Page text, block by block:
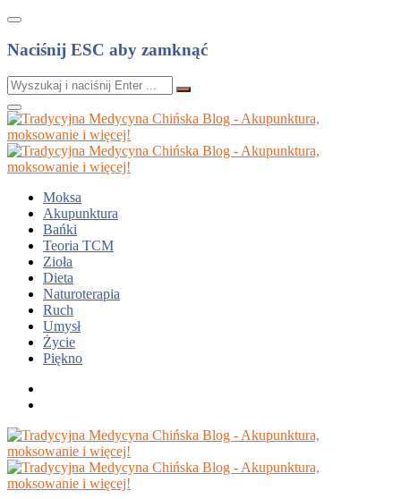
Naciśnij ESC aby zamknąć
Moksa
Akupunktura
Bańki
Teoria TCM
Zioła
Dieta
Naturoterapia
Ruch
Umysł
Życie
Piękno